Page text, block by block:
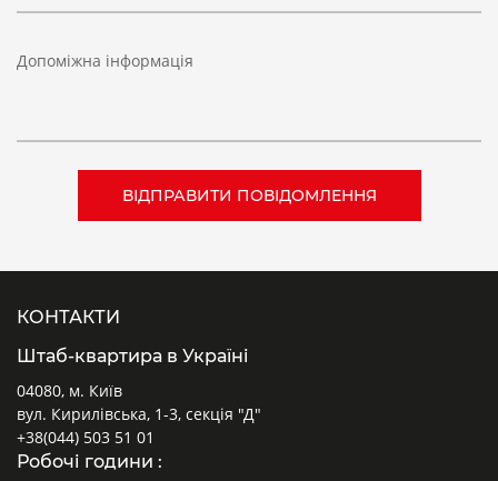
Допоміжна інформація
КОНТАКТИ
Штаб-квартира в Україні
04080, м. Київ
вул. Кирилівська, 1-3, секція "Д"
+38(044) 503 51 01
Робочі години :